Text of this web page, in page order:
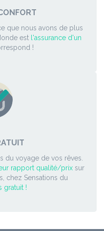
que nous avons de plus
est l'assurance d'un
!
du voyage de vos rêves.
rapport qualité/prix sur
chez Sensations du
gratuit !